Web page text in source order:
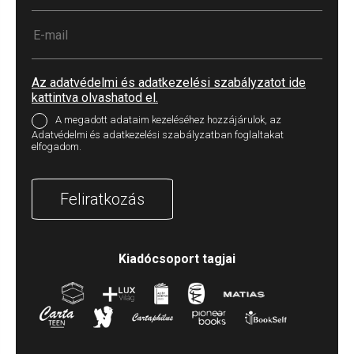
Az adatvédelmi és adatkezelési szabályzatot ide
kattintva olvashatod el.
A megadott adataim kezeléséhez hozzájárulok, az
Adatvédelmi és adatkezelési szabályzatban foglaltakat
elfogadom.
Feliratkozás
Kiadócsoport tagjai